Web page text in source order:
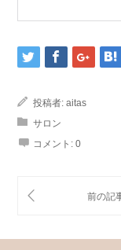
投稿者: aitas
サロン
コメント: 0